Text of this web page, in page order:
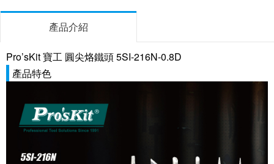
產品介紹
Pro’sKit 寶工 圓尖烙鐵頭 5SI-216N-0.8D
產品特色